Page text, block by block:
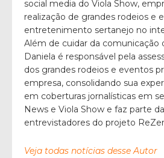
social media do Viola Show,
realização de grandes rodeios e
entretenimento sertanejo no
Além de cuidar da comunicação
Daniela é responsável pela
dos grandes rodeios e eventos
empresa, consolidando sua
em coberturas jornalísticas em
News e Viola Show e faz parte
entrevistadores do projeto
Veja todas notícias desse Autor